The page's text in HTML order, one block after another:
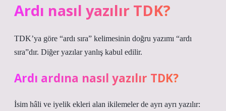
Ardı nasıl yazılır TDK?
TDK’ya göre “ardı sıra” kelimesinin doğru yazımı “ardı
sıra”dır. Diğer yazılar yanlış kabul edilir.
Ardı ardına nasıl yazılır TDK?
İsim hâli ve iyelik ekleri alan ikilemeler de ayrı ayrı yazılır: